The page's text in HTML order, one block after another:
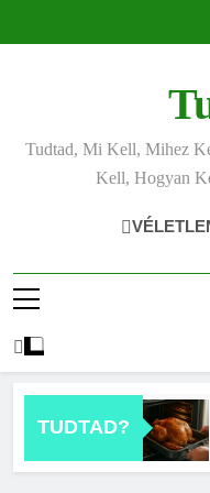
Tudtad, Mi Kell, Mihez
Kell, Hogyan
TUDTAD?